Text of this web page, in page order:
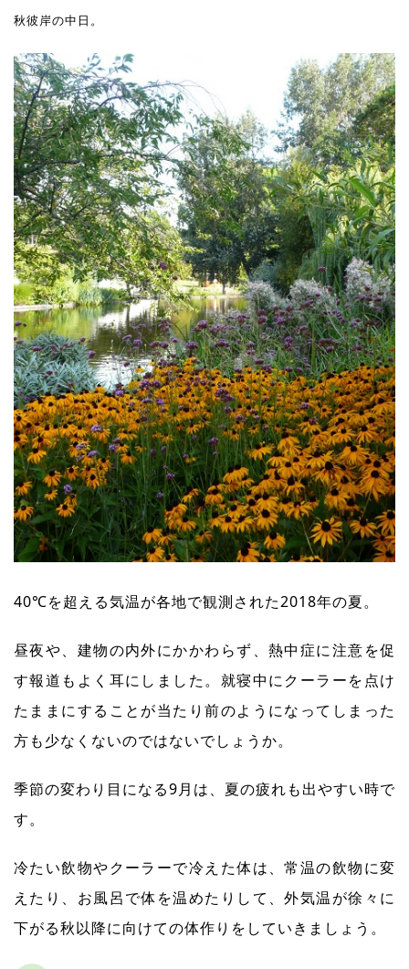
秋彼岸の中日。
40℃を超える気温が各地で観測された2018年の夏。
昼夜や、建物の内外にかかわらず、熱中症に注意を促
す報道もよく耳にしました。就寝中にクーラーを点け
たままにすることが当たり前のようになってしまった
方も少なくないのではないでしょうか。
季節の変わり目になる9月は、夏の疲れも出やすい時で
す。
冷たい飲物やクーラーで冷えた体は、常温の飲物に変
えたり、お風呂で体を温めたりして、外気温が徐々に
下がる秋以降に向けての体作りをしていきましょう。